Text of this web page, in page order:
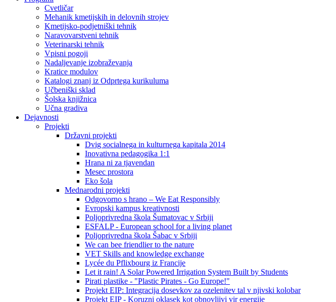
Cvetličar
Mehanik kmetijskih in delovnih strojev
Kmetijsko-podjetniški tehnik
Naravovarstveni tehnik
Veterinarski tehnik
Vpisni pogoji
Nadaljevanje izobraževanja
Kratice modulov
Katalogi znanj iz Odprtega kurikuluma
Učbeniški sklad
Šolska knjižnica
Učna gradiva
Dejavnosti
Projekti
Državni projekti
Dvig socialnega in kulturnega kapitala 2014
Inovativna pedagogika 1:1
Hrana ni za tjavendan
Mesec prostora
Eko šola
Mednarodni projekti
Odgovorno s hrano – We Eat Responsibly
Evropski kampus kreativnosti
Poljoprivredna škola Šumatovac v Srbiji
ESFALP - European school for a living planet
Poljoprivredna škola Šabac v Srbiji
We can bee friendlier to the nature
VET Skills and knowledge exchange
Lycée du Pflixbourg iz Francije
Let it rain! A Solar Powered Irrigation System Built by Students
Pirati plastike - "Plastic Pirates - Go Europe!"
Projekt EIP: Integracija dosevkov za ozelenitev tal v njivski kolobar
Projekt EIP - Koruzni oklasek kot obnovljivi vir energije